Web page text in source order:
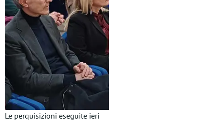
Le perquisizioni eseguite ieri